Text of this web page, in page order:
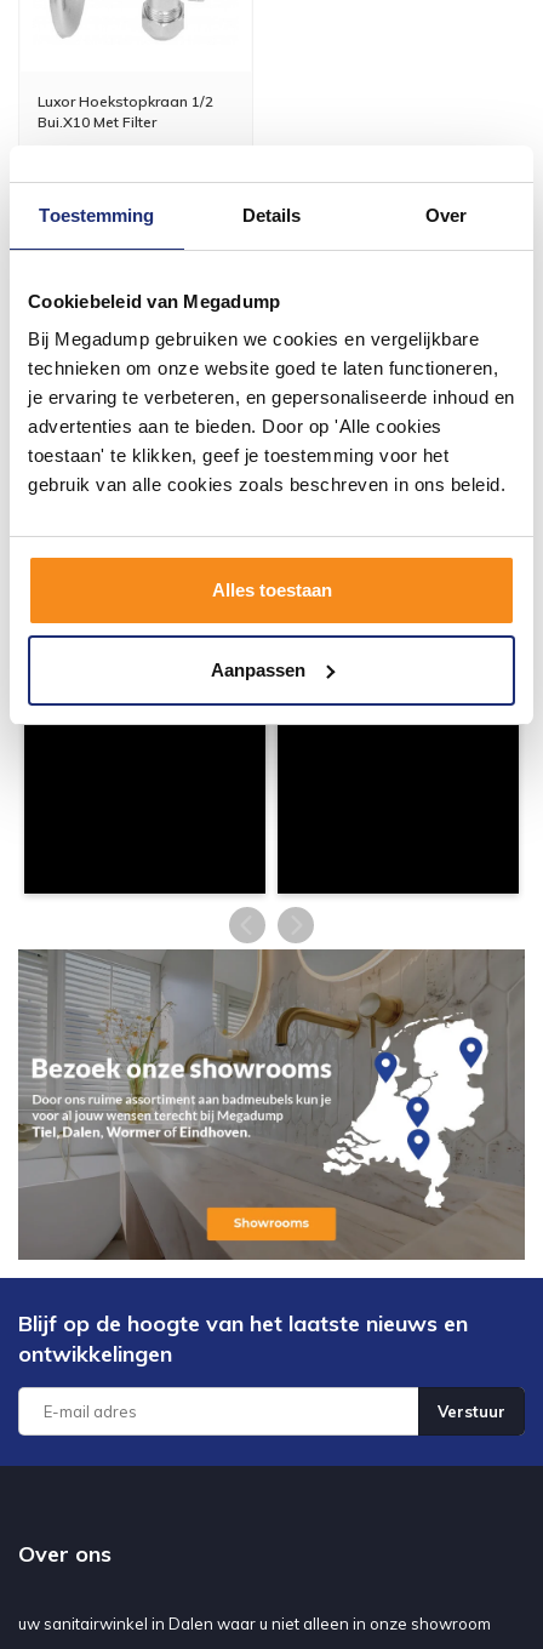
Toestemming Details Over
Cookiebeleid van Megadump
Bij Megadump gebruiken we cookies en vergelijkbare
technieken om onze website goed te laten functioneren,
je ervaring te verbeteren, en gepersonaliseerde inhoud en
advertenties aan te bieden. Door op 'Alle cookies
toestaan' te klikken, geef je toestemming voor het
gebruik van alle cookies zoals beschreven in ons beleid.
Alles toestaan
Aanpassen
Luxor Hoekstopkraan 1/2
Bui.X10 Met Filter
volgende werkdag in huis
14,95
Meer info
#mijndroombadkamer
badkamer op Instagram met #mijndroombadkamer
en tag @megadumpnl. Samen bouwen we een
badkamerstijlen. Doe je mee?
Blijf op de hoogte van het laatste nieuws en
ontwikkelingen
Verstuur
Over ons
uw sanitairwinkel in Dalen waar u niet alleen in onze showroom